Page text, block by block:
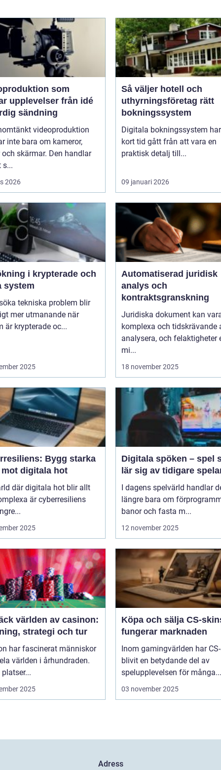
som
från idé
sändning
videoproduktion
inte bara om kameror,
skärmar. Den handlar
s...
2026
Så väljer hotell och
uthyrningsföretag rätt
bokningssystem
Digitala bokningssystem
kort tid gått från att vara en
praktisk detalj till...
09 januari 2026
i krypterade och
system
tekniska problem blir
mer utmanande när
är krypterade oc...
2025
Automatiserad juridisk
analys och
kontraktsgranskning
Juridiska dokument kan
komplexa och tidskrävande
analysera, och felaktigheter
mi...
18 november 2025
Bygg starka
mot digitala hot
där digitala hot blir allt
är cyberresiliens
2025
Digitala spöken – spel
lär sig av tidigare
I dagens spelvärld handlar
längre bara om
banor och fasta m...
12 november 2025
världen av casinon:
strategi och tur
har fascinerat människor
världen i århundraden.
2025
Köpa och sälja CS-
fungerar marknaden
Inom gamingvärlden har
blivit en betydande del av
spelupplevelsen för många...
03 november 2025
Adress